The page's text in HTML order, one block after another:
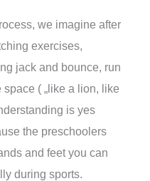
we imagine after
exercises,
jack and bounce, run
( „like a lion, like
is yes
the preschoolers
and feet you can
during sports.